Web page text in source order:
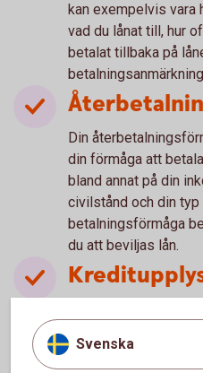
kan exempelvis vara
vad du lånat till, hur
betalat tillbaka på
Din
din förmåga att
bland annat på din
civilstånd och din
betalningsförmåga
du att beviljas lån.
möjlighet att betala
lån måste långivaren
Svenska